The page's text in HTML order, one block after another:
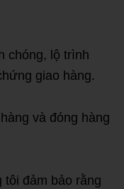
chóng, lộ trình
giao hàng.
và đóng hàng
đảm bảo rằng